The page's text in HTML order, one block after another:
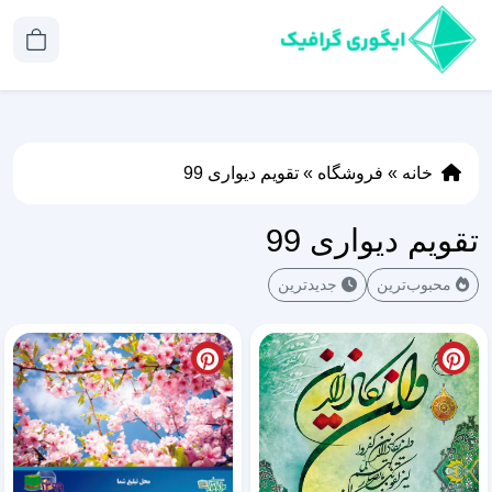
خانه » فروشگاه » تقویم دیواری 99
تقویم دیواری 99
محبوب‌ترین جدیدترین